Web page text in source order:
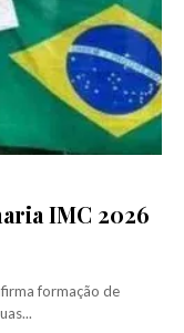
IMC 2026
formação de